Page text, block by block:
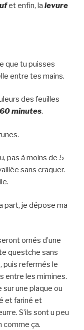
et enfin, la levure
que tu puisses
entre tes mains.
des feuilles
minutes.
pas à moins de 5
sans craquer.
part, je dépose ma
ornés d’une
questche sans
puis refermés le
entre les mimines.
sur une plaque ou
et fariné et
S’ils sont u peu
comme ça.